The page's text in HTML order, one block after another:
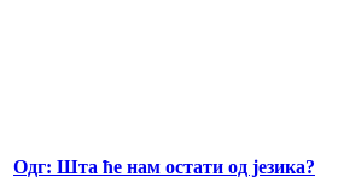
Одг: Шта ће нам остати од језика?